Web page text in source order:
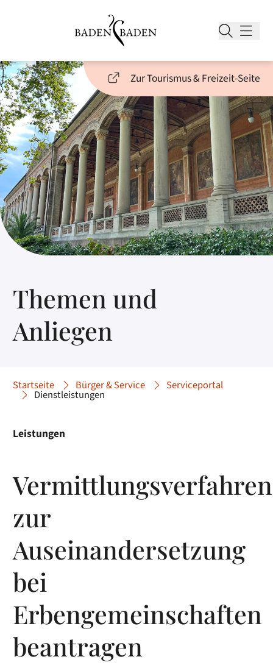
Zur Tourismus & Freizeit-Seite
Themen und
Anliegen
Startseite Bürger & Service Serviceportal
Dienstleistungen
Leistungen
Vermittlungsverfahren
zur
Auseinandersetzung
bei
Erbengemeinschaften
beantragen